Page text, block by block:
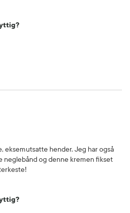
eksemutsatte hender. Jeg har også
neglebånd og denne kremen fikset